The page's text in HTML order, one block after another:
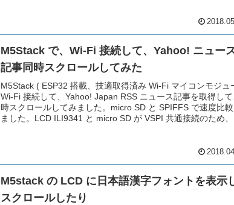
M5Stack で、Wi-Fi 接続して、Yahoo! ニュー
記事同時スクロールしてみた
M5Stack ( ESP32 搭載、技適取得済み Wi-Fi マイコンモジュ
Wi-Fi 接続して、Yahoo! Japan RSS ニュース記事を取得して
時スクロールしてみました。micro SD と SPIFFS で速度比
ました。LCD ILI9341 と micro SD が VSPI 共通接続のため
M5stack の LCD に日本語漢字フォントを表示
スクロールしたり